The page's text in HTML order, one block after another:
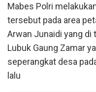
Mabes Polri
tersebut pada area
Arwan Junaidi yang di
Lubuk Gaung Zamar
seperangkat desa
lalu